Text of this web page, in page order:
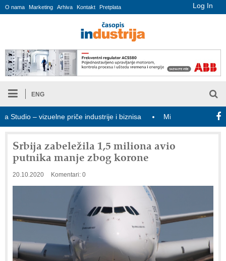
Log In
O nama Marketing Arhiva Kontakt Pretplata
ENG
– vizuelne priče industrije i biznisa Mitutoyo Crysta-Apex
Srbija zabeležila 1,5 miliona avio
putnika manje zbog korone
20.10.2020 Komentari: 0